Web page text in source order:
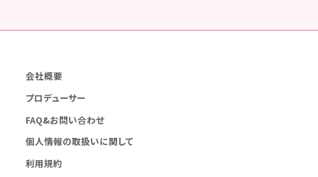
会社概要
プロデューサー
FAQ&お問い合わせ
個人情報の取扱いに関して
利用規約